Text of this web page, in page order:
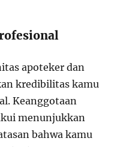
apoteker dan
kredibilitas kamu
Keanggotaan
menunjukkan
bahwa kamu